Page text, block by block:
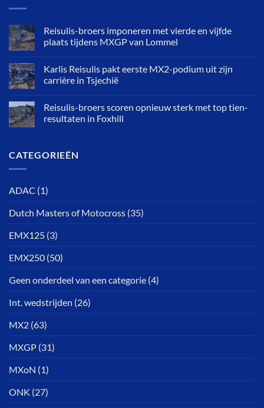
Reisulis-broers imponeren met vierde en vijfde
plaats tijdens MXGP van Lommel
Karlis Reisulis pakt eerste MX2-podium uit zijn
carrière in Tsjechië
Reisulis-broers scoren opnieuw sterk met top tien-
resultaten in Foxhill
CATEGORIEËN
ADAC (1)
Dutch Masters of Motocross (35)
EMX125 (3)
EMX250 (50)
Geen onderdeel van een categorie (4)
Int. wedstrijden (26)
MX2 (63)
MXGP (31)
MXoN (1)
ONK (27)